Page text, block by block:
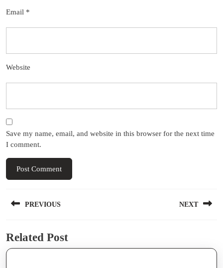
Email *
Website
Save my name, email, and website in this browser for the next time
I comment.
navigation
PREVIOUS
post:
NEXT
Related Post